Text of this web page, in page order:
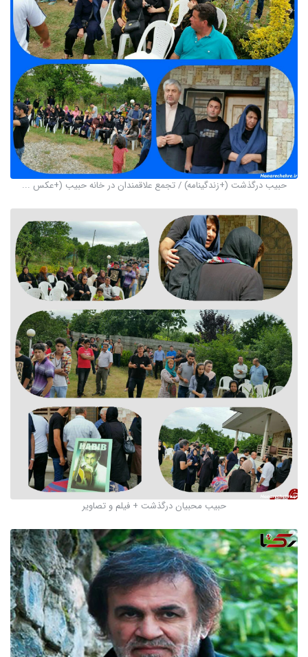
حبیب درگذشت (+زندگینامه) / تجمع علاقمندان در خانه حبیب (+عکس ...
حبیب محبیان درگذشت + فیلم و تصاویر